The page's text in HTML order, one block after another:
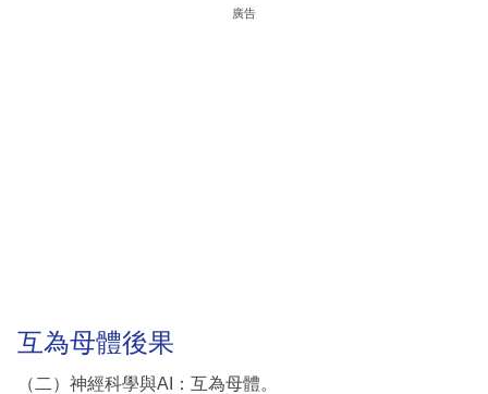
廣告
互為母體後果
（二）神經科學與AI：互為母體。